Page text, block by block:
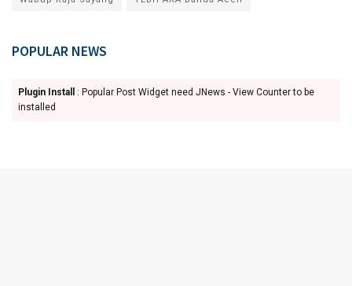
POPULAR NEWS
Plugin Install
: Popular Post Widget need JNews - View Counter to be
installed